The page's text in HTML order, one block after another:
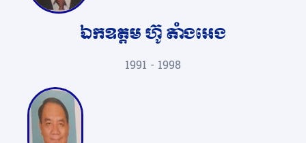
ឯកឧត្តម ហ៊ូ តាំងអេង
1991 - 1998